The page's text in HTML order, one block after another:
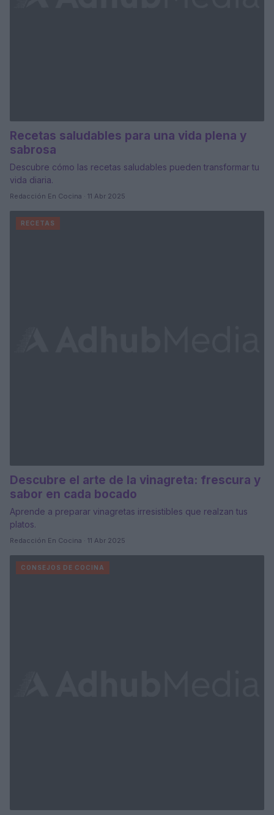
Recetas saludables para una vida plena y
sabrosa
Descubre cómo las recetas saludables pueden transformar tu
vida diaria.
Redacción En Cocina · 11 Abr 2025
RECETAS
Descubre el arte de la vinagreta: frescura y
sabor en cada bocado
Aprende a preparar vinagretas irresistibles que realzan tus
platos.
Redacción En Cocina · 11 Abr 2025
CONSEJOS DE COCINA